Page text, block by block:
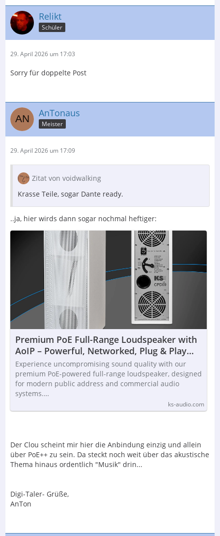
Relikt
Schüler
29. April 2026 um 17:03
Sorry für doppelte Post
AnTonaus
Meister
29. April 2026 um 17:09
Zitat von voidwalking
Krasse Teile, sogar Dante ready.
..ja, hier wirds dann sogar nochmal heftiger:
Premium PoE Full-Range Loudspeaker with
AoIP – Powerful, Networked, Plug & Play
Audio — KS AUDIO Professional
Loudspeaker-systems made in Germany
Experience uncompromising sound quality with our
premium PoE-powered full-range loudspeaker, designed
for modern public address and commercial audio
systems.…
ks-audio.com
Der Clou scheint mir hier die Anbindung einzig und allein
über PoE++ zu sein. Da steckt noch weit über das akustische
Thema hinaus ordentlich "Musik" drin...
Digi-Taler- Grüße,
AnTon